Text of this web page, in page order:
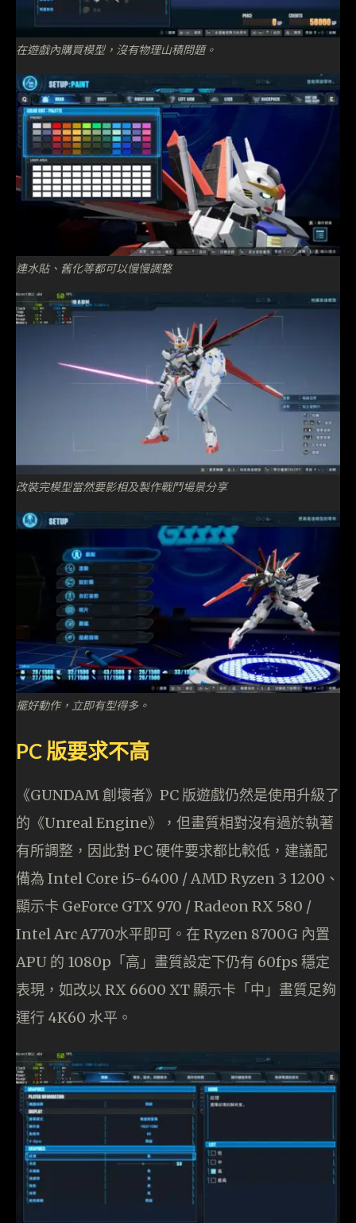
在遊戲內購買模型，沒有物理山積問題。
連水貼、舊化等都可以慢慢調整
改裝完模型當然要影相及製作戰鬥場景分享
擺好動作，立即有型得多。
PC 版要求不高
《GUNDAM 創壞者》PC 版遊戲仍然是使用升級了
的《Unreal Engine》，但畫質相對沒有過於執著
有所調整，因此對 PC 硬件要求都比較低，建議配
備為 Intel Core i5-6400 / AMD Ryzen 3 1200、
顯示卡 GeForce GTX 970 / Radeon RX 580 /
Intel Arc A770水平即可。在 Ryzen 8700G 內置
APU 的 1080p「高」畫質設定下仍有 60fps 穩定
表現，如改以 RX 6600 XT 顯示卡「中」畫質足夠
運行 4K60 水平。